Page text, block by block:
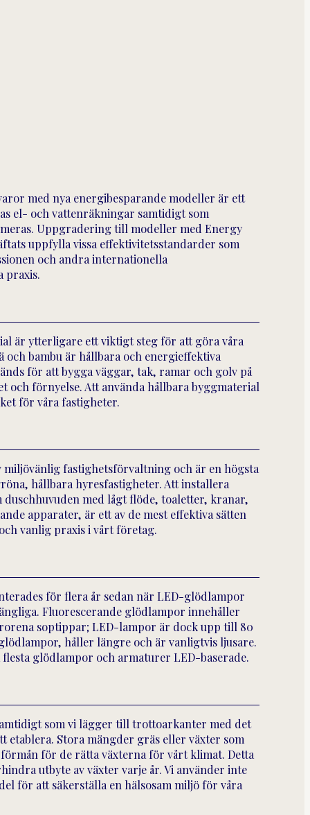
med nya energibesparande modeller är ett
el- och vattenräkningar samtidigt som
Uppgradering till modeller med Energy
uppfylla vissa effektivitetsstandarder som
och andra internationella
praxis.
är ytterligare ett viktigt steg för att göra våra
bambu är hållbara och energieffektiva
för att bygga väggar, tak, ramar och golv på
och förnyelse. Att använda hållbara byggmaterial
för våra fastigheter.
miljövänlig fastighetsförvaltning och är en högsta
hållbara hyresfastigheter. Att installera
med lågt flöde, toaletter, kranar,
apparater, är ett av de mest effektiva sätten
vanlig praxis i vårt företag.
för flera år sedan när LED-glödlampor
Fluorescerande glödlampor innehåller
soptippar; LED-lampor är dock upp till 80
håller längre och är vanligtvis ljusare.
glödlampor och armaturer LED-baserade.
som vi lägger till trottoarkanter med det
etablera. Stora mängder gräs eller växter som
för de rätta växterna för vårt klimat. Detta
utbyte av växter varje år. Vi använder inte
för att säkerställa en hälsosam miljö för våra